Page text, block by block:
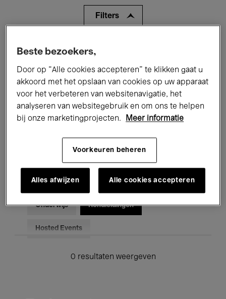
Filters
Alle evenementen
Tentoonstellingen Films
Performances Lezingen & Debatten
Jazz Klassieke Muziek Global Music
Voor iedereen Kids’ Palace
Onderwijs Rondleidingen
Hosted Events
0 resultaten weergeven
Beste bezoekers,
Door op “Alle cookies accepteren” te klikken gaat u
akkoord met het opslaan van cookies op uw apparaat
voor het verbeteren van websitenavigatie, het
analyseren van websitegebruik en om ons te helpen
bij onze marketingprojecten.
Meer informatie
Voorkeuren beheren
Alles afwijzen Alle cookies accepteren